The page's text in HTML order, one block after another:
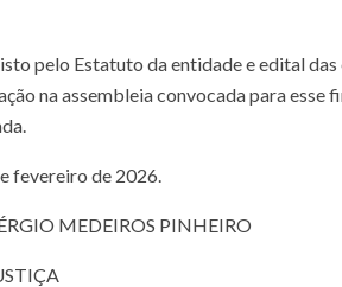
pelo Estatuto da entidade e edital das
na assembleia convocada para
fevereiro de 2026.
MEDEIROS PINHEIRO